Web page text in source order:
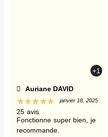
+1
Auriane DAVID
25 avis
janvier 18, 2025
Fonctionne super bien, je
recommande.